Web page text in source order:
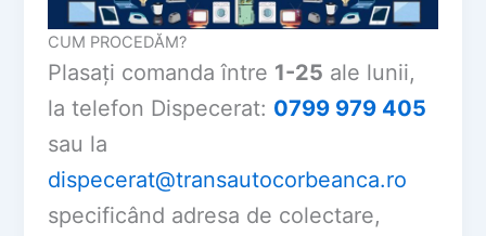
CUM PROCEDĂM?
Plasați comanda între 1-25 ale lunii,
la telefon Dispecerat: 0799 979 405
sau la
dispecerat@transautocorbeanca.ro
specificând adresa de colectare,